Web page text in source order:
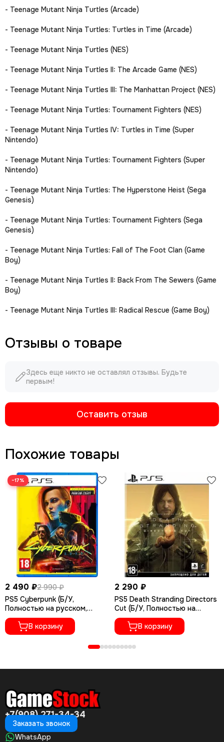
- Teenage Mutant Ninja Turtles (Arcade)
- Teenage Mutant Ninja Turtles: Turtles in Time (Arcade)
- Teenage Mutant Ninja Turtles (NES)
- Teenage Mutant Ninja Turtles II: The Arcade Game (NES)
- Teenage Mutant Ninja Turtles III: The Manhattan Project (NES)
- Teenage Mutant Ninja Turtles: Tournament Fighters (NES)
- Teenage Mutant Ninja Turtles IV: Turtles in Time (Super
Nintendo)
- Teenage Mutant Ninja Turtles: Tournament Fighters (Super
Nintendo)
- Teenage Mutant Ninja Turtles: The Hyperstone Heist (Sega
Genesis)
- Teenage Mutant Ninja Turtles: Tournament Fighters (Sega
Genesis)
- Teenage Mutant Ninja Turtles: Fall of The Foot Clan (Game
Boy)
- Teenage Mutant Ninja Turtles II: Back From The Sewers (Game
Boy)
- Teenage Mutant Ninja Turtles III: Radical Rescue (Game Boy)
Отзывы о товаре
Здесь еще никто не оставлял отзывы. Будьте
первым!
Оставить отзыв
Похожие товары
−17%
2 490 ₽2 990 ₽
PS5 Cyberpunk (Б/У,
Полностью на русском,
PPSA-04027)
В корзину
2 290 ₽
PS5 Death Stranding Directors
Cut (Б/У, Полностью на
русском языке, PPSA-01968)
В корзину
+7(908) 271-34-34
Заказать звонок
WhatsApp